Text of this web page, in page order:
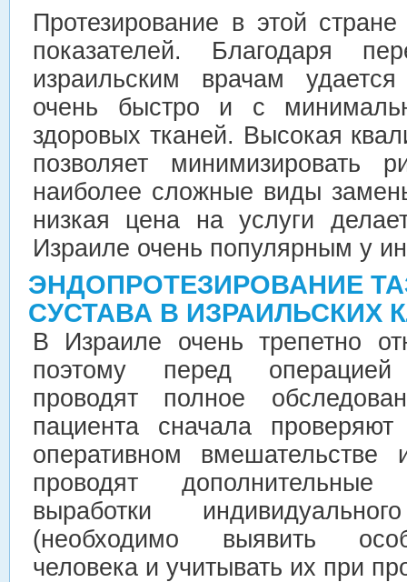
Протезирование в этой
показателей. Благодаря
израильским врачам
очень быстро и с
здоровых тканей. Высокая
позволяет минимизировать
наиболее сложные виды
низкая цена на услуги
Израиле очень популярным у
ЭНДОПРОТЕЗИРОВАНИЕ
СУСТАВА В ИЗРАИЛЬСКИХ
В Израиле очень трепетно
поэтому перед операцией
проводят полное
пациента сначала
оперативном
проводят
выработки
(необходимо выявить
человека и учитывать их при